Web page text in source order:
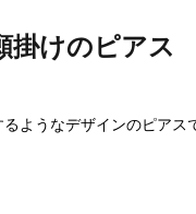
掛けのピアス
ようなデザインのピアス